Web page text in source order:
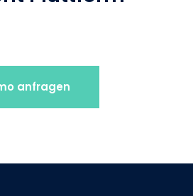
anfragen